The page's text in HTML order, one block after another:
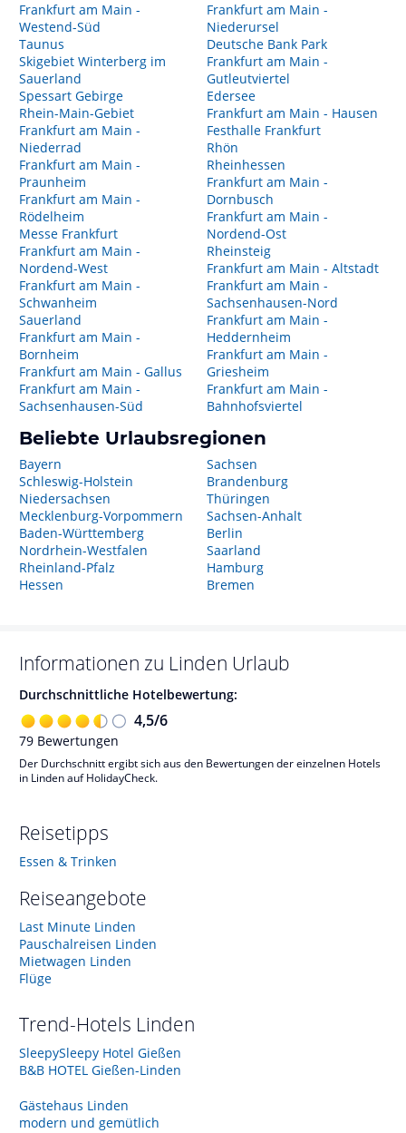
Frankfurt am Main -
Westend-Süd
Taunus
Skigebiet Winterberg im
Sauerland
Spessart Gebirge
Rhein-Main-Gebiet
Frankfurt am Main -
Niederrad
Frankfurt am Main -
Praunheim
Frankfurt am Main -
Rödelheim
Messe Frankfurt
Frankfurt am Main -
Nordend-West
Frankfurt am Main -
Schwanheim
Sauerland
Frankfurt am Main -
Bornheim
Frankfurt am Main - Gallus
Frankfurt am Main -
Sachsenhausen-Süd
Frankfurt am Main -
Niederursel
Deutsche Bank Park
Frankfurt am Main -
Gutleutviertel
Edersee
Frankfurt am Main - Hausen
Festhalle Frankfurt
Rhön
Rheinhessen
Frankfurt am Main -
Dornbusch
Frankfurt am Main -
Nordend-Ost
Rheinsteig
Frankfurt am Main - Altstadt
Frankfurt am Main -
Sachsenhausen-Nord
Frankfurt am Main -
Heddernheim
Frankfurt am Main -
Griesheim
Frankfurt am Main -
Bahnhofsviertel
Beliebte Urlaubsregionen
Bayern
Schleswig-Holstein
Niedersachsen
Mecklenburg-Vorpommern
Baden-Württemberg
Nordrhein-Westfalen
Rheinland-Pfalz
Hessen
Sachsen
Brandenburg
Thüringen
Sachsen-Anhalt
Berlin
Saarland
Hamburg
Bremen
Informationen zu Linden Urlaub
Durchschnittliche Hotelbewertung:
4,5/6
79 Bewertungen
Der Durchschnitt ergibt sich aus den Bewertungen der einzelnen Hotels
in Linden auf HolidayCheck.
Reisetipps
Essen & Trinken
Reiseangebote
Last Minute Linden
Pauschalreisen Linden
Mietwagen Linden
Flüge
Trend-Hotels Linden
SleepySleepy Hotel Gießen
B&B HOTEL Gießen-Linden
Gästehaus Linden
modern und gemütlich